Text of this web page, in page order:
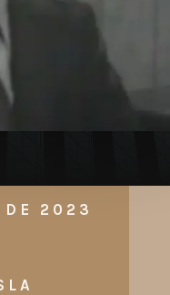
DE 2023